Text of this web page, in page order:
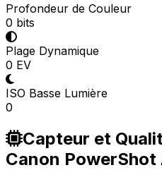
Profondeur de Couleur
0 bits
Plage Dynamique
0 EV
ISO Basse Lumière
0
Capteur et
Canon PowerShot